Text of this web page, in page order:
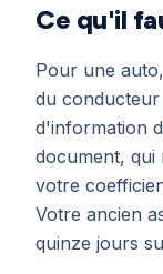
Ce qu'il
Pour une
du
d'information
document, qui
votre
Votre ancien
quinze jours